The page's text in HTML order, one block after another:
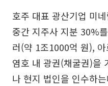
호주 대표 광산기업 미
중간 지주사 지분 30%
러(약 1조1000억 원),
염호 내 광권(채굴권)을
나 현지 법인을 인수하